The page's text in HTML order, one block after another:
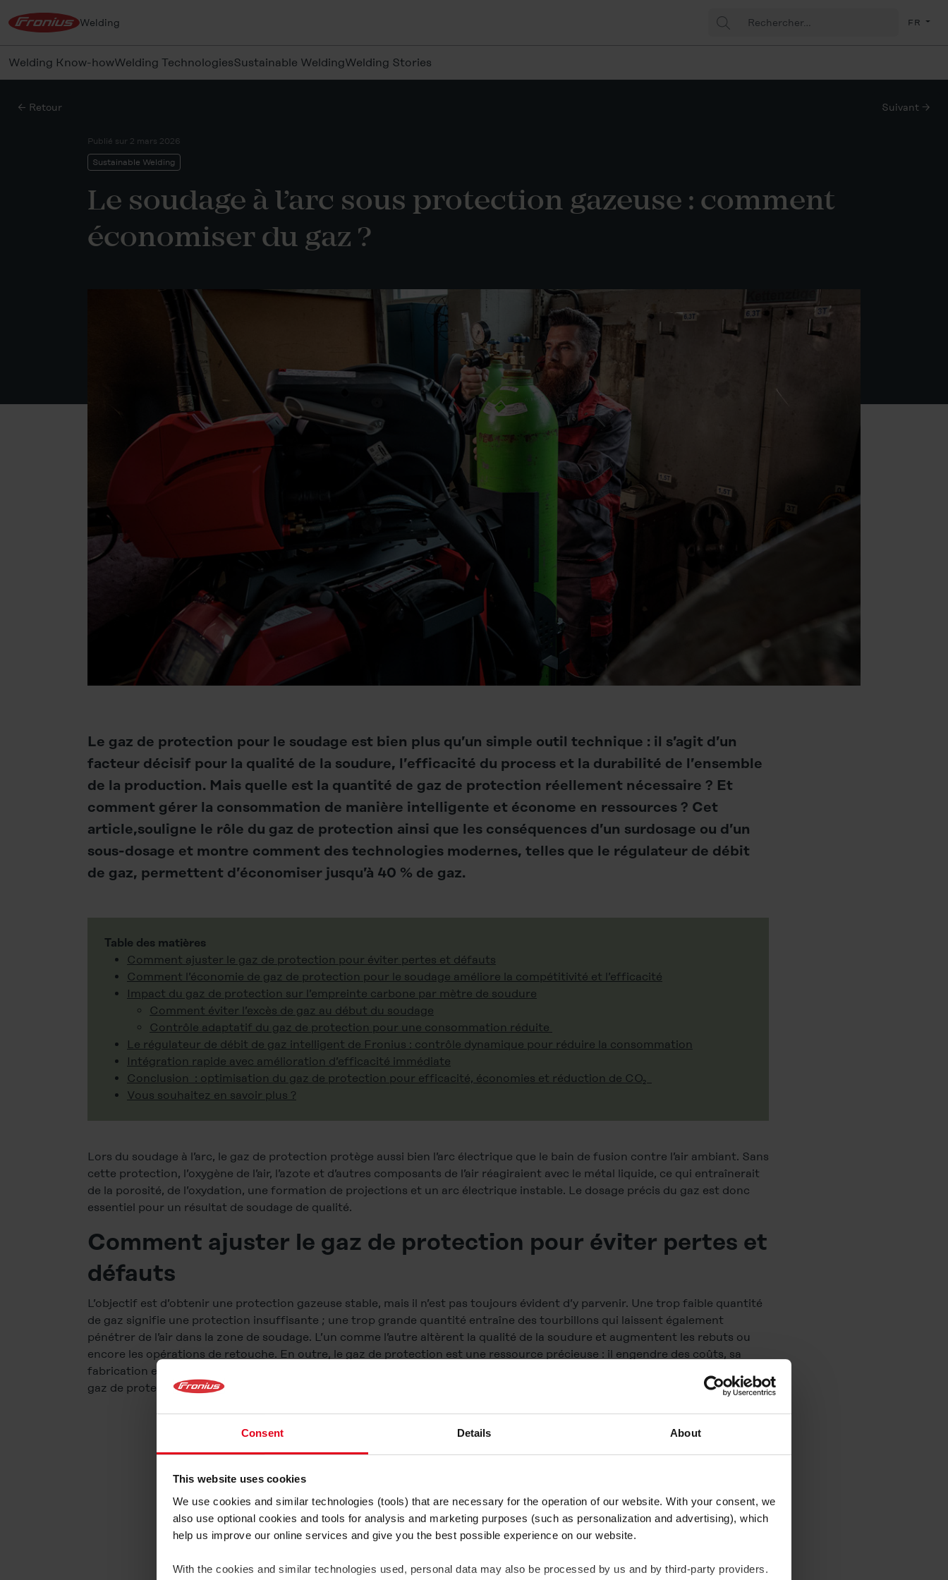
Consent Details About
This website uses cookies
We use cookies and similar technologies (tools) that are necessary for the operation of our website. With your consent, we
also use optional cookies and tools for analysis and marketing purposes (such as personalization and advertising), which
help us improve our online services and give you the best possible experience on our website.
With the cookies and similar technologies used, personal data may also be processed by us and by third-party providers.
Welding
Rechercher
FR
Welding Know-howWelding TechnologiesSustainable WeldingWelding Stories
← Retour Suivant →
Publié sur 2 mars 2026
Sustainable Welding
Le soudage à l’arc sous protection gazeuse : comment
économiser du gaz ?
Le gaz de protection pour le soudage est bien plus qu’un simple outil technique : il s’agit d’un
facteur décisif pour la qualité de la soudure, l’efficacité du process et la durabilité de l’ensemble
de la production. Mais quelle est la quantité de gaz de protection réellement nécessaire ? Et
comment gérer la consommation de manière intelligente et économe en ressources ? Cet
article,souligne le rôle du gaz de protection ainsi que les conséquences d’un surdosage ou d’un
sous-dosage et montre comment des technologies modernes, telles que le régulateur de débit
de gaz, permettent d’économiser jusqu’à 40 % de gaz.
Table des matières
Comment ajuster le gaz de protection pour éviter pertes et défauts
Comment l’économie de gaz de protection pour le soudage améliore la compétitivité et l’efficacité
Impact du gaz de protection sur l’empreinte carbone par mètre de soudure
Comment éviter l’excès de gaz au début du soudage
Contrôle adaptatif du gaz de protection pour une consommation réduite
Le régulateur de débit de gaz intelligent de Fronius : contrôle dynamique pour réduire la consommation
Intégration rapide avec amélioration d’efficacité immédiate
Conclusion : optimisation du gaz de protection pour efficacité, économies et réduction de CO₂
Vous souhaitez en savoir plus ?
Lors du soudage à l’arc, le gaz de protection protège aussi bien l’arc électrique que le bain de fusion contre l’air ambiant. Sans
cette protection, l’oxygène de l’air, l’azote et d’autres composants de l’air réagiraient avec le métal liquide, ce qui entraînerait
de la porosité, de l’oxydation, une formation de projections et un arc électrique instable. Le dosage précis du gaz est donc
essentiel pour un résultat de soudage de qualité.
Comment ajuster le gaz de protection pour éviter pertes et
défauts
L’objectif est d’obtenir une protection gazeuse stable, mais il n’est pas toujours évident d’y parvenir. Une trop faible quantité
de gaz signifie une protection insuffisante ; une trop grande quantité entraîne des tourbillons qui laissent également
pénétrer de l’air dans la zone de soudage. L’un comme l’autre altèrent la qualité de la soudure et augmentent les rebuts ou
encore les opérations de retouche. En outre, le gaz de protection est une ressource précieuse : il engendre des coûts, sa
fabrication est également très gourmande en énergie et génère une empreinte carbone élevée. L’utilisation responsable du
gaz de protection n’est donc pas uniquement une question de rentabilité, mais aussi d’écologie.